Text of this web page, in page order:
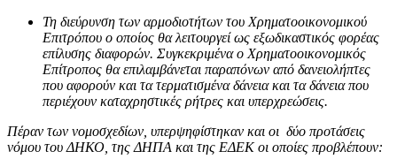
Τη διεύρυνση των αρμοδιοτήτων του Χρηματοοικονομικού
Επιτρόπου ο οποίος θα λειτουργεί ως εξωδικαστικός φορέας
επίλυσης διαφορών. Συγκεκριμένα ο Χρηματοοικονομικός
Επίτροπος θα επιλαμβάνεται παραπόνων από δανειολήπτες
που αφορούν και τα τερματισμένα δάνεια και τα δάνεια που
περιέχουν καταχρηστικές ρήτρες και υπερχρεώσεις.
Πέραν των νομοσχεδίων, υπερψηφίστηκαν και οι δύο προτάσεις
νόμου του ΔΗΚΟ, της ΔΗΠΑ και της ΕΔΕΚ οι οποίες προβλέπουν: